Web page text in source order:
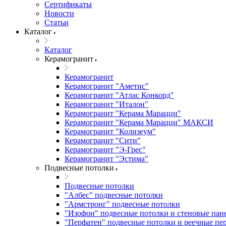
Сертификаты
Новости
Статьи
Каталог
Каталог
Керамогранит
Керамогранит
Керамогранит "Аметис"
Керамогранит "Атлас Конкорд"
Керамогранит "Италон"
Керамогранит "Керама Марацци"
Керамогранит "Керама Марацци" МАКСИ
Керамогранит "Колизеум"
Керамогранит "Сити"
Керамогранит "Э-Грес"
Керамогранит "Эстима"
Подвесные потолки
Подвесные потолки
"Албес" подвесные потолки
"Армстронг" подвесные потолки
"Изофон" подвесные потолки и стеновые
"Перфатен" подвесные потолки и реечные